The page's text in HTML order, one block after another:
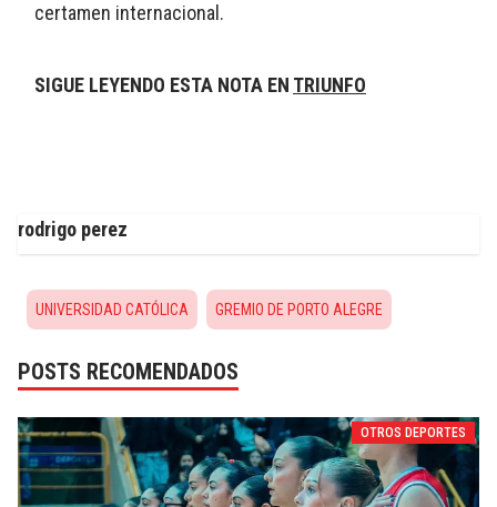
certamen internacional.
SIGUE LEYENDO ESTA NOTA EN TRIUNFO
rodrigo perez
UNIVERSIDAD CATÓLICA GREMIO DE PORTO ALEGRE
POSTS RECOMENDADOS
OTROS DEPORTES